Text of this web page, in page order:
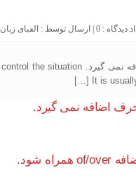
0 | ارسال توسط : الفبای زبان